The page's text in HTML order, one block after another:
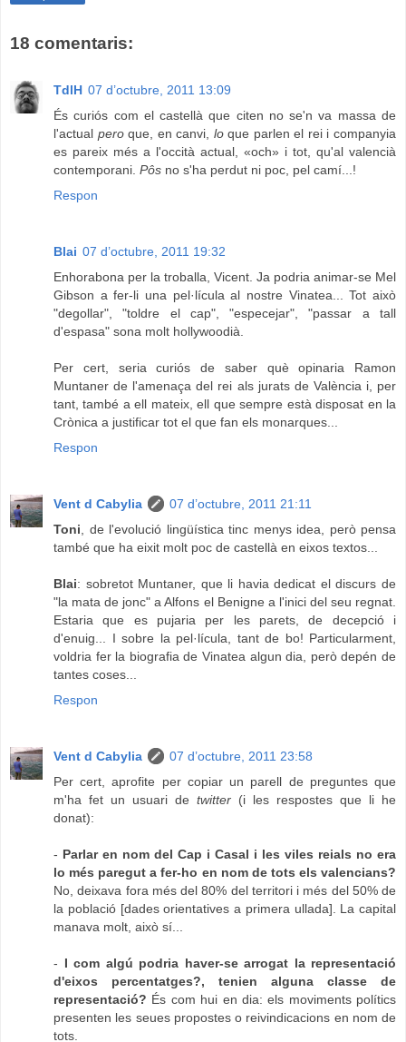
18 comentaris:
TdlH 07 d’octubre, 2011 13:09
És curiós com el castellà que citen no se'n va massa de
l'actual peroque, en canvi, loque parlen el rei i companyia
es pareix més a l'occità actual, «och» i tot, qu'al valencià
contemporani. Pôs no s'ha perdut ni poc, pel camí...!
Respon
Blai 07 d’octubre, 2011 19:32
Enhorabona per la troballa, Vicent. Ja podria animar-se Mel
Gibson a fer-li una pel·lícula al nostre Vinatea... Tot això
"degollar", "toldre el cap", "especejar", "passar a tall
d'espasa" sona molt hollywoodià.
Per cert, seria curiós de saber què opinaria Ramon
Muntaner de l'amenaça del rei als jurats de València i, per
tant, també a ell mateix, ell que sempre està disposat en la
Crònica a justificar tot el que fan els monarques...
Respon
Vent d Cabylia
07 d’octubre, 2011 21:11
Toni , de l'evolució lingüística tinc menys idea, però pensa
també que ha eixit molt poc de castellà en eixos textos...
Blai: sobretot Muntaner, que li havia dedicat el discurs de
"la mata de jonc" a Alfons el Benigne a l'inici del seu regnat.
Estaria que es pujaria per les parets, de decepció i
d'enuig... I sobre la pel·lícula, tant de bo! Particularment,
voldria fer la biografia de Vinatea algun dia, però depén de
tantes coses...
Respon
Vent d Cabylia
07 d’octubre, 2011 23:58
Per cert, aprofite per copiar un parell de preguntes que
m'ha fet un usuari de twitter (i les respostes que li he
donat):
- Parlar en nom del Cap i Casal i les viles reials no era
lo més paregut a fer-ho en nom de tots els valencians?
No, deixava fora més del 80% del territori i més del 50% de
la població [dades orientatives a primera ullada]. La capital
manava molt, això sí...
- I com algú podria haver-se arrogat la representació
d'eixos percentatges?, tenien alguna classe de
representació? És com hui en dia: els moviments polítics
presenten les seues propostes o reivindicacions en nom de
tots.